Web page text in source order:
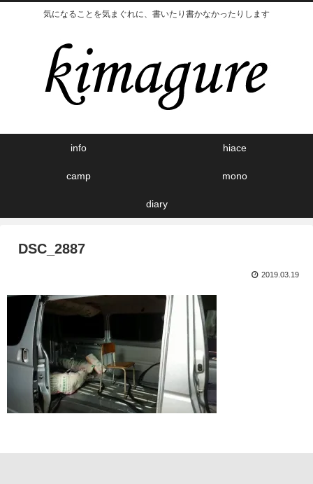
気になることを気まぐれに、書いたり書かなかったりします
info hiace
camp mono
diary
DSC_2887
2019.03.19